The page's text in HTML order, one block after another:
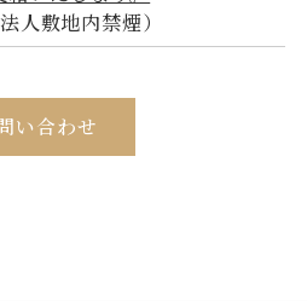
人敷地内禁煙）
い合わせ